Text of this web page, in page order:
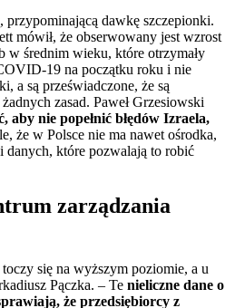
przypominającą dawkę szczepionki.
mówił, że obserwowany jest wzrost
w średnim wieku, które otrzymały
19 na początku roku i nie
a są przeświadczone, że są
zasad. Paweł Grzesiowski
aby nie popełnić błędów Izraela,
że w Polsce nie ma nawet ośrodka,
danych, które pozwalają to robić
zarządzania
się na wyższym poziomie, a u
Pączka. – Te nieliczne dane o
że przedsiębiorcy z